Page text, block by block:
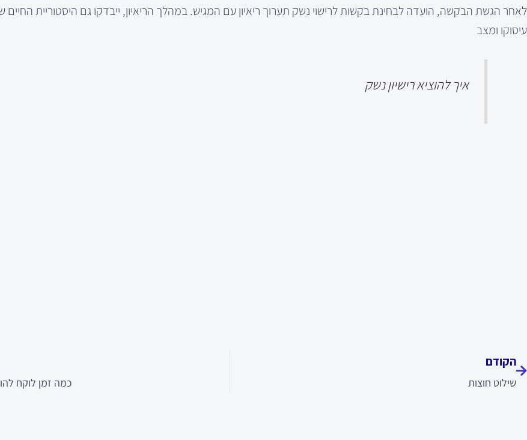
לאחר הגשת הבקשה, הועדה לבחינת בקשות לרישוי נשק תערוך ריאיון עם המגיש. במהלך הריאיון, ייבדקו גם היסטוריית החיים
עיסוקו ומצב
איך להוציא רישיון נשק
הקודם
שילוט חוצות כמה זמן לוקח